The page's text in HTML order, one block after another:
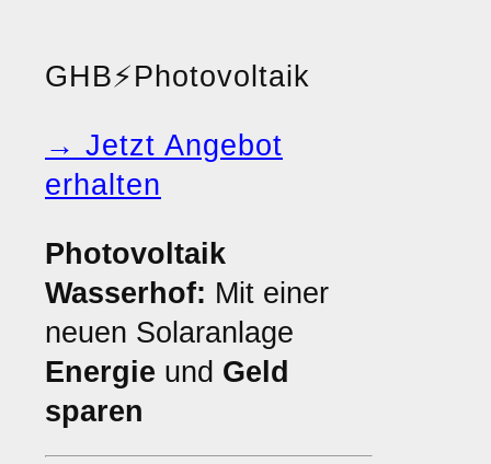
GHB⚡Photovoltaik
→ Jetzt Angebot
erhalten
Photovoltaik
Wasserhof: Mit einer
neuen Solaranlage
Energie und Geld
sparen